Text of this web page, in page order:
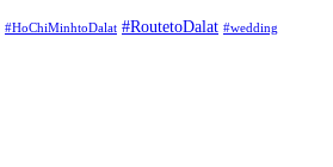
#HoChiMinhtoDalat #RoutetoDalat #wedding